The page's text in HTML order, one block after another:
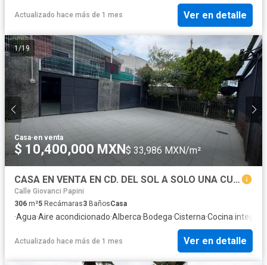
Actualizado hace más de 1 mes Ver en detalle
1/19
Casa·en venta
$ 10,400,000 MXN$ 33,986 MXN/m²
CASA EN VENTA EN CD. DEL SOL A SOLO UNA CUADRA PLAZA CIUDADELA, ZAPOPAN
Calle Giovanci Papini
306 m²5 Recámaras3 BañosCasa
·Agua·Aire acondicionado·Alberca·Bodega·Cisterna·Cocina integral
Actualizado hace más de 1 mes Ver en detalle